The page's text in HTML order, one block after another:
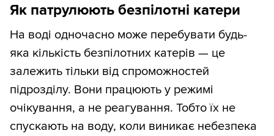
Як патрулюють безпілотні катери
На воді одночасно може перебувати будь-
яка кількість безпілотних катерів — це
залежить тільки від спроможностей
підрозділу. Вони працюють у режимі
очікування, а не реагування. Тобто їх не
спускають на воду, коли виникає небезпека